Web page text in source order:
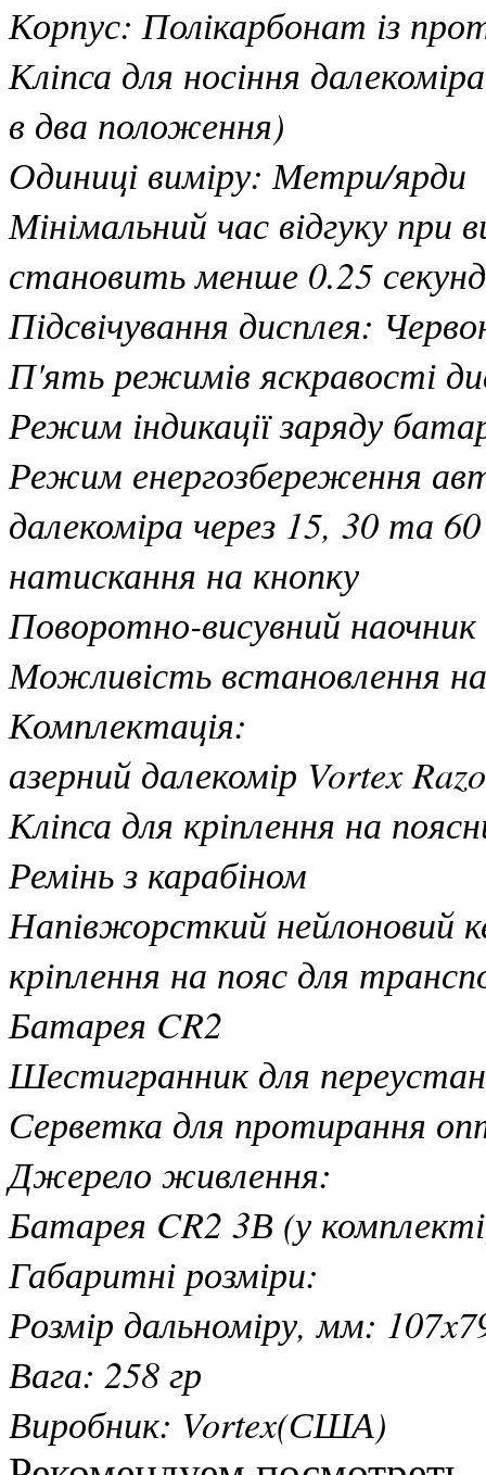
Корпус: Полікарбонат із
Кліпса для носіння
в два положення)
Одиниці виміру: Метри/ярди
Мінімальний час відгуку
становить менше 0.25 секунд
Підсвічування дисплея:
П'ять режимів яскравості
Режим індикації заряду
Режим енергозбереження
далекоміра через 15, 30 та
натискання на кнопку
Поворотно-висувний наочник
Можливість встановлення
Комплектація:
азерний далекомір Vortex
Кліпса для кріплення на
Ремінь з карабіном
Напівжорсткий нейлоновий
кріплення на пояс для
Батарея CR2
Шестигранник для
Серветка для протирання
Джерело живлення:
Батарея CR2 3В (у
Габаритні розміри:
Розмір дальноміру, мм:
Вага: 258 гр
Виробник: Vortex(США)